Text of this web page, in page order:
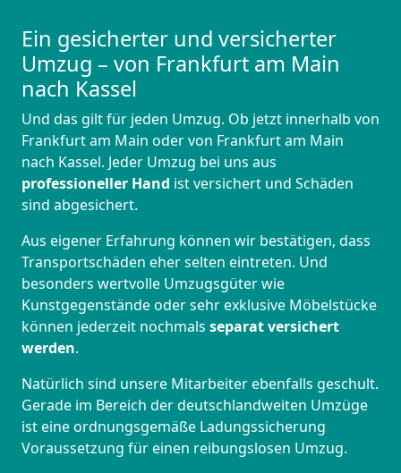
Ein gesicherter und versicherter
Umzug – von Frankfurt am Main
nach Kassel
Und das gilt für jeden Umzug. Ob jetzt innerhalb von
Frankfurt am Main oder von Frankfurt am Main
nach Kassel. Jeder Umzug bei uns aus
professioneller Hand ist versichert und Schäden
sind abgesichert.
Aus eigener Erfahrung können wir bestätigen, dass
Transportschäden eher selten eintreten. Und
besonders wertvolle Umzugsgüter wie
Kunstgegenstände oder sehr exklusive Möbelstücke
können jederzeit nochmals separat versichert
werden.
Natürlich sind unsere Mitarbeiter ebenfalls geschult.
Gerade im Bereich der deutschlandweiten Umzüge
ist eine ordnungsgemäße Ladungssicherung
Voraussetzung für einen reibungslosen Umzug.